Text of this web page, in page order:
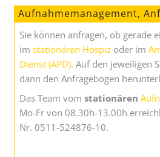
Aufnahmemanagement,
Sie können anfragen, ob gerade
imstationären Hospiz oder im
Dienst (APD). Auf den jeweiligen
dann den Anfragebogen
Das Team vomstationären
Mo-Fr von 08.30h-13.00h
Nr. 0511-524876-10.